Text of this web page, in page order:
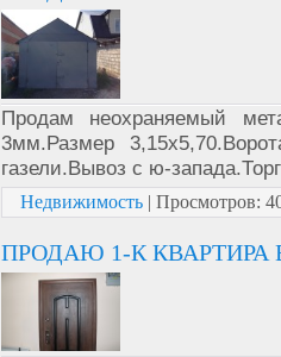
Продам неохраняемый
3мм.Размер
газели.Вывоз с ю-
Недвижимость | Просмотров:
ПРОДАЮ 1-К КВАРТИРА